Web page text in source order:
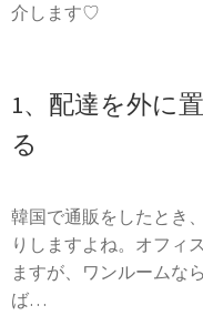
介します♡
1、配達を外に
る
韓国で通販をしたとき
りしますよね。オフィ
ますが、 ワンルームな
ば…